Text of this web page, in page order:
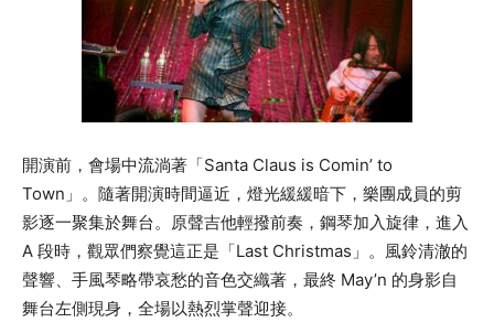
開演前，會場中流淌著「Santa Claus is Comin’ to
Town」。隨著開演時間逼近，燈光緩緩暗下，樂團成員的剪
影逐一聚集於舞台。原聲吉他輕撥前奏，鋼琴加入旋律，進入
A 段時，觀眾們察覺這正是「Last Christmas」。風鈴清澈的
聲響、手風琴略帶哀愁的音色交織著，最終 May’n 的身影自
舞台左側現身，全場以熱烈掌聲迎接。